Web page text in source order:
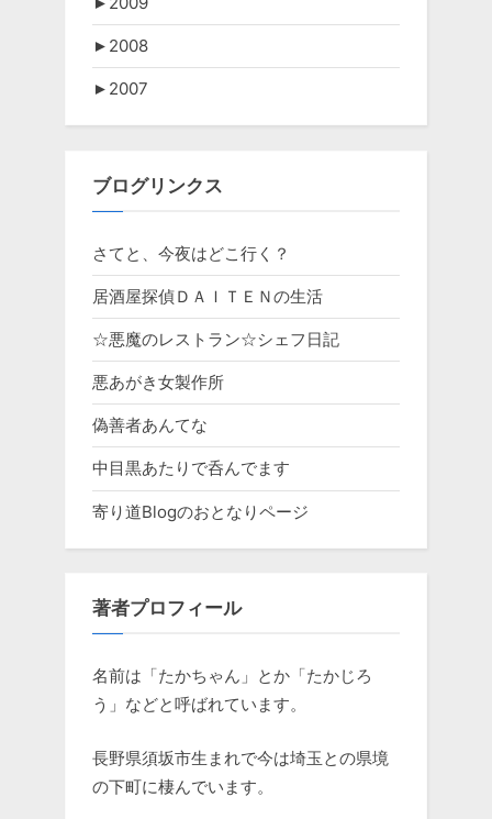
► 2008
► 2007
ブログリンクス
さてと、今夜はどこ行く？
居酒屋探偵ＤＡＩＴＥＮの生活
☆悪魔のレストラン☆シェフ日記
悪あがき女製作所
偽善者あんてな
中目黒あたりで呑んでます
寄り道Blogのおとなりページ
著者プロフィール
名前は「たかちゃん」とか「たかじろ
う」などと呼ばれています。
長野県須坂市生まれで今は埼玉との県境
の下町に棲んでいます。